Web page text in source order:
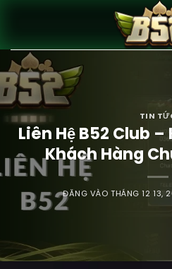
dung
TIN
Liên Hệ B52 Club
Khách Hàng
ĐĂNG VÀOTHÁNG 12 13,